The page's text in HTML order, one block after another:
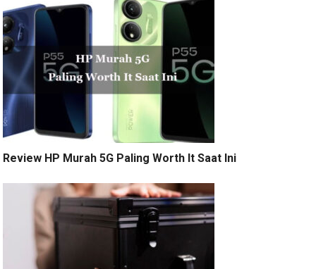
Review HP Murah 5G Paling Worth It Saat Ini